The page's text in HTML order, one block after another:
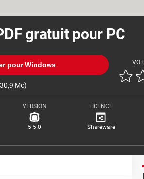
gratuit pour PC
pour Windows
Mo)
VERSION
5 5.0
LICENCE
Shareware